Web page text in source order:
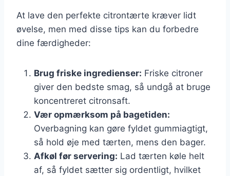
At lave den perfekte citrontærte kræver lidt
øvelse, men med disse tips kan du forbedre
dine færdigheder:
Brug friske ingredienser: Friske citroner
giver den bedste smag, så undgå at bruge
koncentreret citronsaft.
Vær opmærksom på bagetiden:
Overbagning kan gøre fyldet gummiagtigt,
så hold øje med tærten, mens den bager.
Afkøl før servering: Lad tærten køle helt
af, så fyldet sætter sig ordentligt, hvilket